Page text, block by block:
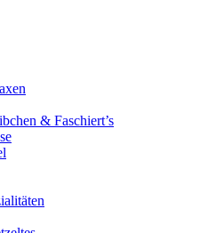
& Faschiert’s